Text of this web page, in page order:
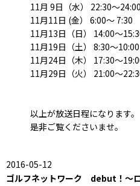
11月 9日（水） 22:30～24:00
11月11日 (金） 6:00～ 7:30
11月13日（日） 14:00～
11月19日（土） 8:30～10:00
11月24日（木） 17:30～
11月29日（火） 21:00～
以上が放送日程になります。
是非ご覧くださいませ。
2016-05-12
ゴルフネットワーク debut！～